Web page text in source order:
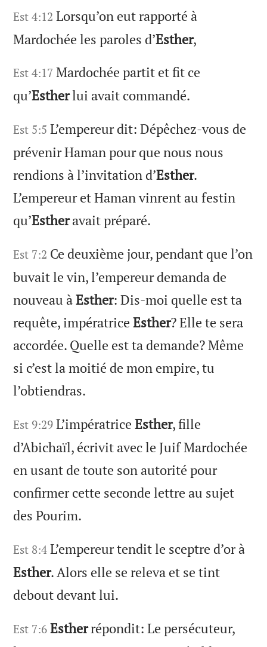
Est 4:12 Lorsqu’on eut rapporté à
Mardochée les paroles d’Esther,
Est 4:17 Mardochée partit et fit ce
qu’Estherlui avait commandé.
Est 5:5 L’empereur dit: Dépêchez-vous de
prévenir Haman pour que nous nous
rendions à l’invitation d’Esther.
L’empereur et Haman vinrent au festin
qu’Estheravait préparé.
Est 7:2 Ce deuxième jour, pendant que l’on
buvait le vin, l’empereur demanda de
nouveau àEsther: Dis-moi quelle est ta
requête, impératriceEsther? Elle te sera
accordée. Quelle est ta demande? Même
si c’est la moitié de mon empire, tu
l’obtiendras.
Est 9:29 L’impératriceEsther, fille
d’Abichaïl, écrivit avec le Juif Mardochée
en usant de toute son autorité pour
confirmer cette seconde lettre au sujet
des Pourim.
Est 8:4 L’empereur tendit le sceptre d’or à
Esther. Alors elle se releva et se tint
debout devant lui.
Est 7:6 Estherrépondit: Le persécuteur,